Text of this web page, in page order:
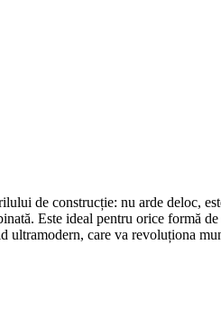
de construcție: nu arde deloc,
Este ideal pentru orice formă
care va revoluționa